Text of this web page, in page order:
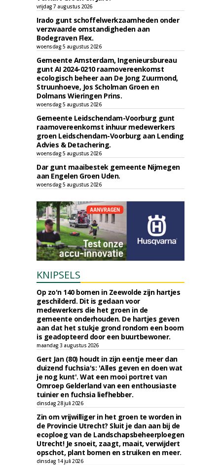
vrijdag 7 augustus 2026
Irado gunt schoffelwerkzaamheden onder
verzwaarde omstandigheden aan
Bodegraven Flex.
woensdag 5 augustus 2026
Gemeente Amsterdam, Ingenieursbureau
gunt AI 2024-0210 raamovereenkomst
ecologisch beheer aan De Jong Zuurmond,
Struunhoeve, Jos Scholman Groen en
Dolmans Wieringen Prins.
woensdag 5 augustus 2026
Gemeente Leidschendam-Voorburg gunt
raamovereenkomst inhuur medewerkers
groen Leidschendam-Voorburg aan Lending
Advies & Detachering.
woensdag 5 augustus 2026
Dar gunt maaibestek gemeente Nijmegen
aan Engelen Groen Uden.
woensdag 5 augustus 2026
KNIPSELS
Op zo'n 140 bomen in Zeewolde zijn hartjes
geschilderd. Dit is gedaan voor
medewerkers die het groen in de
gemeente onderhouden. De hartjes geven
aan dat het stukje grond rondom een boom
is geadopteerd door een buurtbewoner.
maandag 3 augustus 2026
Gert Jan (80) houdt in zijn eentje meer dan
duizend fuchsia's: 'Alles geven en doen wat
je nog kunt'. Wat een mooi portret van
Omroep Gelderland van een enthousiaste
tuinier en fuchsia liefhebber.
dinsdag 28 juli 2026
Zin om vrijwilliger in het groen te worden in
de Provincie Utrecht? Sluit je dan aan bij de
ecoploeg van de Landschapsbeheerploegen
Utrecht! Je snoeit, zaagt, maait, verwijdert
opschot, plant bomen en struiken en meer.
dinsdag 14 juli 2026